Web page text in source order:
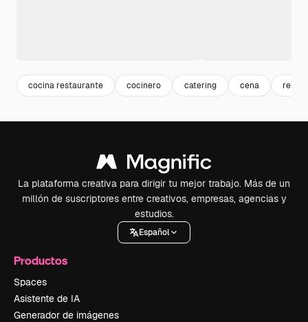
cocina restaurante cocinero catering cena
La plataforma creativa para dirigir tu mejor trabajo. Más de un
millón de suscriptores entre creativos, empresas, agencias y
estudios.
Español
Productos
Spaces
Asistente de IA
Generador de imágenes